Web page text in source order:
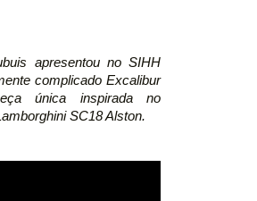
apresentou no SIHH
complicado Excalibur
única inspirada no
SC18 Alston.